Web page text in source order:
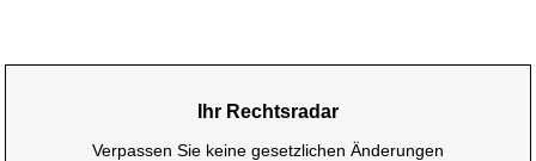
Ihr Rechtsradar
Verpassen Sie keine gesetzlichen Änderungen